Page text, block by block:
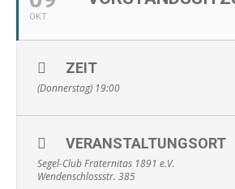
OKT
ZEIT
(Donnerstag) 19:00
VERANSTALTUNGSORT
Segel-Club Fraternitas 1891 e.V.
Wendenschlossstr. 385